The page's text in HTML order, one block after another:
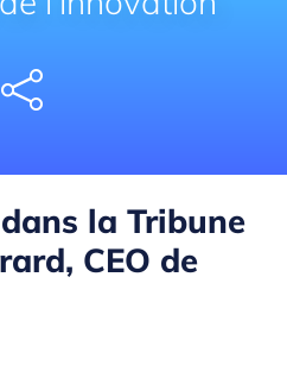
la Tribune
CEO de